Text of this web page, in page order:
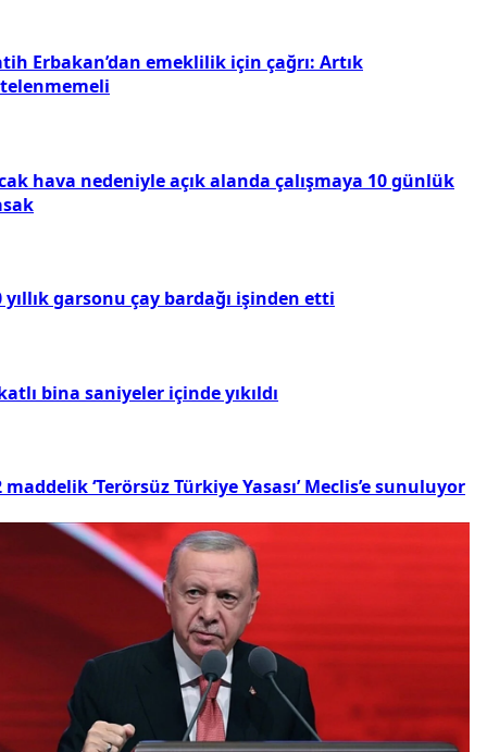
Erbakan’dan emeklilik için çağrı: Artık
hava nedeniyle açık alanda çalışmaya 10 günlük
yıllık garsonu çay bardağı işinden etti
bina saniyeler içinde yıkıldı
maddelik ‘Terörsüz Türkiye Yasası’ Meclis’e sunuluyor